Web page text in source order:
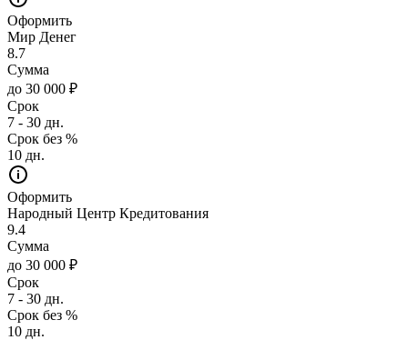
Оформить
Мир Денег
8.7
Сумма
до 30 000 ₽
Срок
7 - 30 дн.
Срок без %
10 дн.
Оформить
Народный Центр Кредитования
9.4
Сумма
до 30 000 ₽
Срок
7 - 30 дн.
Срок без %
10 дн.